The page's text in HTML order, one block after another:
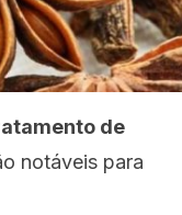
de
notáveis para